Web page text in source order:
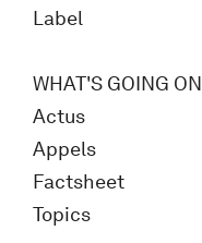
Label
WHAT'S GOING ON
Actus
Appels
Factsheet
Topics